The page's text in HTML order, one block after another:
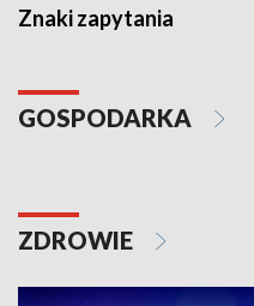
Znaki zapytania
GOSPODARKA
ZDROWIE